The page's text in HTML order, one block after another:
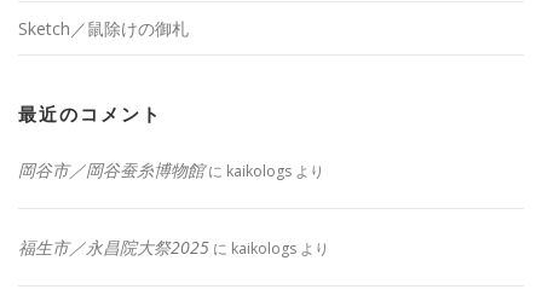
Sketch／鼠除けの御札
最近のコメント
岡谷市／岡谷蚕糸博物館に kaikologs より
福生市／永昌院大祭2025 に kaikologs より